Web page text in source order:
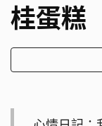
桂蛋糕